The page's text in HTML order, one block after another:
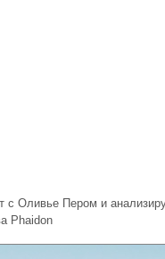
Оливье Пером и
Phaidon